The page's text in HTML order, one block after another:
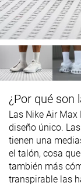
¿Por qué son
Las Nike Air
diseño único.
tienen una
el talón, cosa
también más
transpirable las